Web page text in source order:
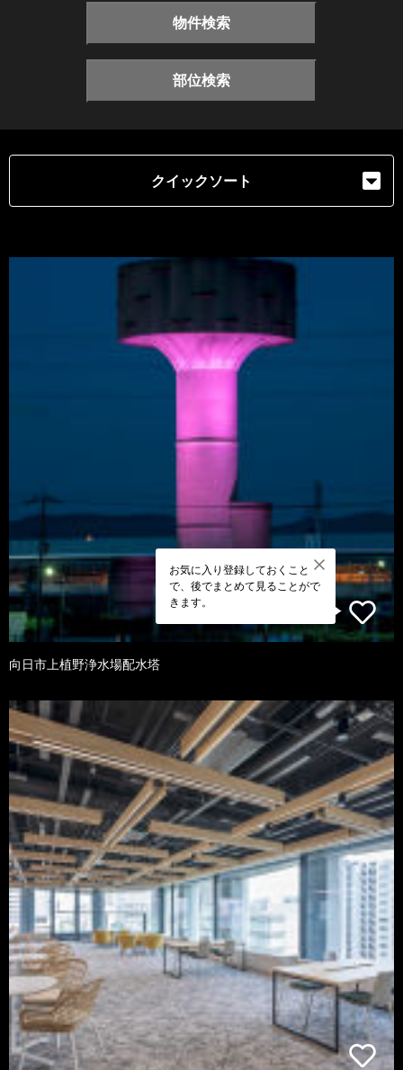
物件検索
部位検索
クイックソート
お気に入り登録しておくこと
で、後でまとめて見ることがで
きます。
向日市上植野浄水場配水塔